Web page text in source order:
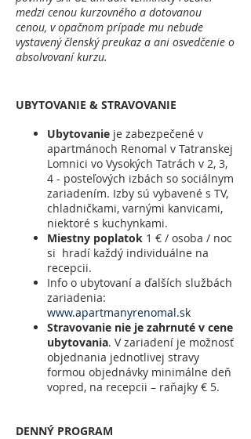
medzi cenou kurzovného a dotovanou
cenou, v opačnom prípade mu nebude
vystavený členský preukaz a ani osvedčenie o
absolvovaní kurzu.
UBYTOVANIE & STRAVOVANIE
Ubytovanie je zabezpečené v
apartmánoch Renomal v Tatranskej
Lomnici vo Vysokých Tatrách v 2, 3,
4 - posteľových izbách so sociálnym
zariadením. Izby sú vybavené s TV,
chladničkami, varnými kanvicami,
niektoré s kuchynkami.
Miestny poplatok 1 € / osoba / noc
si hradí každý individuálne na
recepcii.
Info o ubytovaní a ďalších službách
zariadenia:
www.apartmanyrenomal.sk
Stravovanie nie je zahrnuté v cene
ubytovania. V zariadení je možnosť
objednania jednotlivej stravy
formou objednávky minimálne deň
vopred, na recepcii – raňajky € 5.
DENNÝ PROGRAM